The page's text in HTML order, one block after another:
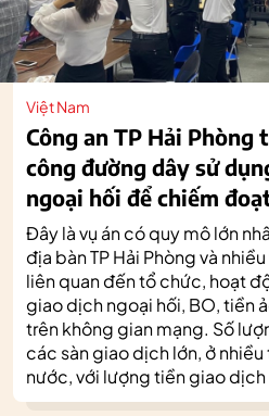
Việt Nam
Công an TP Hải Phòng
công đường dây sử
ngoại hối để chiếm
Đây là vụ án có quy mô lớn
địa bàn TP Hải Phòng và
liên quan đến tổ chức, hoạt
giao dịch ngoại hối, BO, tiền
trên không gian mạng. Số
các sàn giao dịch lớn, ở
nước, với lượng tiền giao dịch